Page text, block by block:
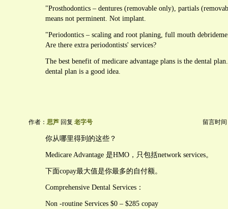
"Prosthodontics – dentures (removable only), partials
means not perminent. Not implant.
"Periodontics – scaling and root planing, full mouth
Are there extra periodontists' services?
The best benefit of medicare advantage plans is the dental
dental plan is a good idea.
作者： 思芦 回复 老字号 留言时间
你从哪里得到的这些？
Medicare Advantage 是HMO，只包括network services。
下面copay最大值是你最多的自付额。
Comprehensive Dental Services：
Non -routine Services $0 – $285 copay